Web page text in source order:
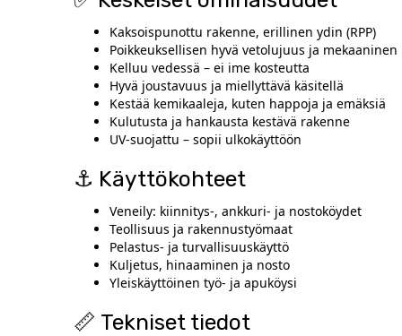
Kaksoispunottu rakenne, erillinen ydin (RPP)
Poikkeuksellisen hyvä vetolujuus ja mekaaninen
Kelluu vedessä – ei ime kosteutta
Hyvä joustavuus ja miellyttävä käsitellä
Kestää kemikaaleja, kuten happoja ja emäksiä
Kulutusta ja hankausta kestävä rakenne
UV-suojattu – sopii ulkokäyttöön
⚓ Käyttökohteet
Veneily: kiinnitys-, ankkuri- ja nostoköydet
Teollisuus ja rakennustyömaat
Pelastus- ja turvallisuuskäyttö
Kuljetus, hinaaminen ja nosto
Yleiskäyttöinen työ- ja apuköysi
📏 Tekniset tiedot